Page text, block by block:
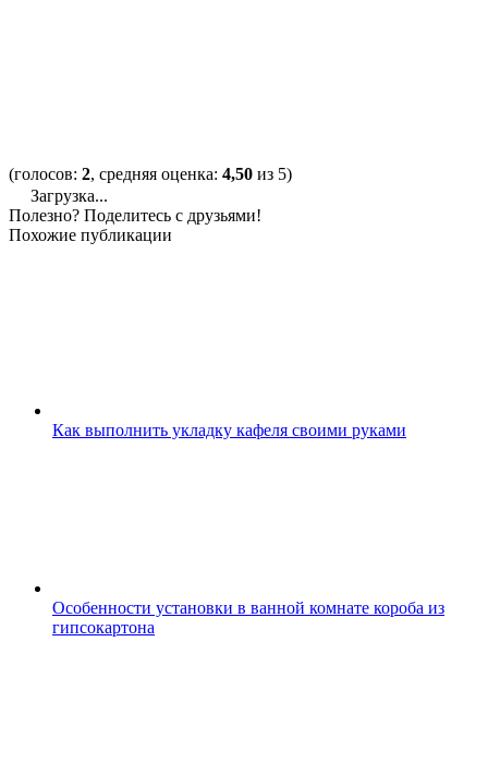
(голосов: 2, средняя оценка: 4,50 из 5)
Загрузка...
Полезно? Поделитесь с друзьями!
Похожие публикации
Как выполнить укладку кафеля своими руками
Особенности установки в ванной комнате короба из
гипсокартона